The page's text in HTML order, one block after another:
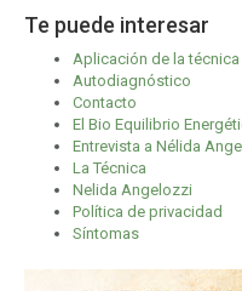
Te puede interesar
Aplicación de la técnica
Autodiagnóstico
Contacto
El Bio Equilibrio
Entrevista a Nélida
La Técnica
Nelida Angelozzi
Política de privacidad
Síntomas